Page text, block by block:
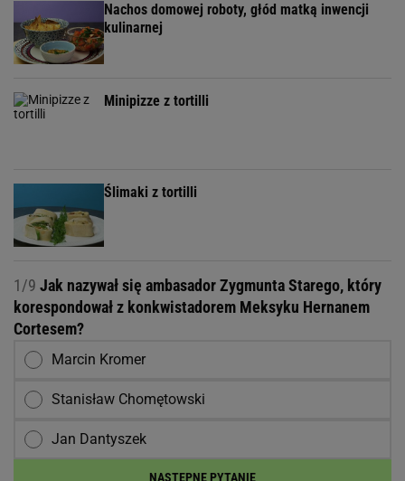
Nachos domowej roboty, głód matką inwencji
kulinarnej
Minipizze z tortilli
Ślimaki z tortilli
1/9 Jak nazywał się ambasador Zygmunta Starego, który
korespondował z konkwistadorem Meksyku Hernanem
Cortesem?
Marcin Kromer
Stanisław Chomętowski
Jan Dantyszek
NASTĘPNE PYTANIE